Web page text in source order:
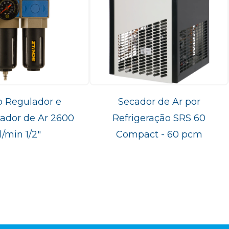
Regulador e
de Ar 2600
min 1/2"
Secador de Ar por
Refrigeração SRS 60
Compact - 60 pcm